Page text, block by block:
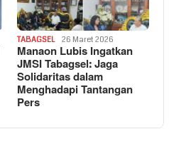
TABAGSEL 26 Maret 2026
Manaon Lubis Ingatkan
JMSI Tabagsel: Jaga
Solidaritas dalam
Menghadapi Tantangan
Pers